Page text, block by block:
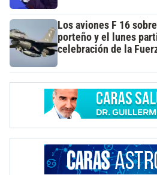
Los aviones F 16
porteño y el lunes
celebración de la